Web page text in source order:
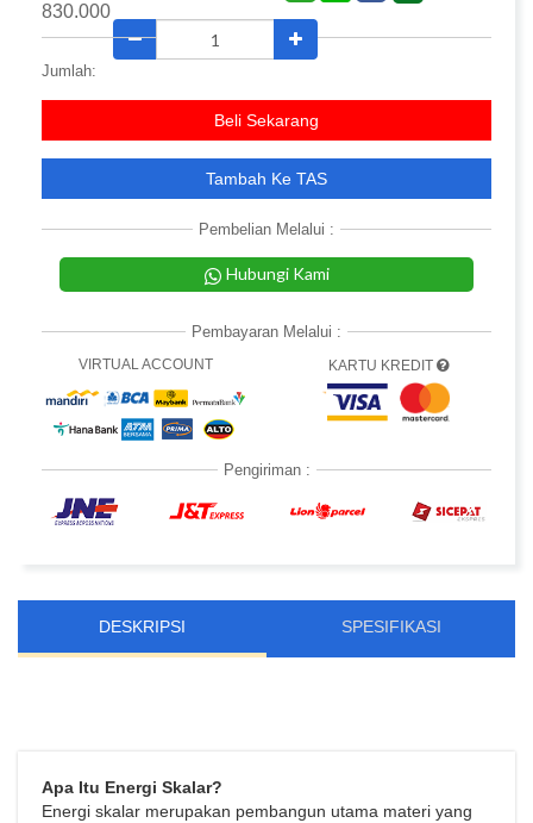
830.000
Jumlah:
Beli Sekarang
Tambah Ke TAS
Pembelian Melalui :
Hubungi Kami
Pembayaran Melalui :
VIRTUAL ACCOUNT KARTU KREDIT
Pengiriman :
DESKRIPSI SPESIFIKASI
Apa Itu Energi Skalar?
Energi skalar merupakan pembangun utama materi yang